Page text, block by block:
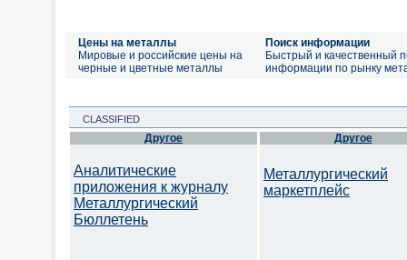
Цены на металлы
Мировые и российские цены на
черные и цветные металлы
Поиск информации
Быстрый и качественный
информации по рынку
CLASSIFIED
Другое
Аналитические
приложения к журналу
Металлургический
Бюллетень
Другое
Металлургический
маркетплейс